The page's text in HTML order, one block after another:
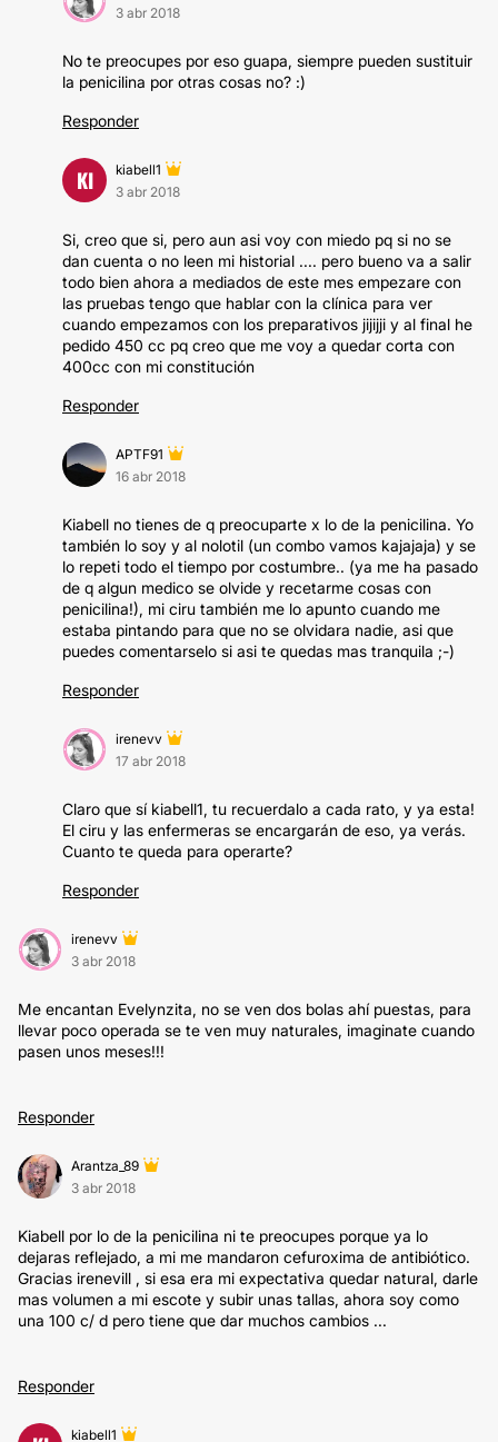
3 abr 2018
No te preocupes por eso guapa, siempre pueden sustituir
la penicilina por otras cosas no? :)
Responder
KI
kiabell1
3 abr 2018
Si, creo que si, pero aun asi voy con miedo pq si no se
dan cuenta o no leen mi historial .... pero bueno va a salir
todo bien ahora a mediados de este mes empezare con
las pruebas tengo que hablar con la clínica para ver
cuando empezamos con los preparativos jijijji y al final he
pedido 450 cc pq creo que me voy a quedar corta con
400cc con mi constitución
Responder
APTF91
16 abr 2018
Kiabell no tienes de q preocuparte x lo de la penicilina. Yo
también lo soy y al nolotil (un combo vamos kajajaja) y se
lo repeti todo el tiempo por costumbre.. (ya me ha pasado
de q algun medico se olvide y recetarme cosas con
penicilina!), mi ciru también me lo apunto cuando me
estaba pintando para que no se olvidara nadie, asi que
puedes comentarselo si asi te quedas mas tranquila ;-)
Responder
irenevv
17 abr 2018
Claro que sí kiabell1, tu recuerdalo a cada rato, y ya esta!
El ciru y las enfermeras se encargarán de eso, ya verás.
Cuanto te queda para operarte?
Responder
irenevv
3 abr 2018
Me encantan Evelynzita, no se ven dos bolas ahí puestas, para
llevar poco operada se te ven muy naturales, imaginate cuando
pasen unos meses!!!
Responder
Arantza_89
3 abr 2018
Kiabell por lo de la penicilina ni te preocupes porque ya lo
dejaras reflejado, a mi me mandaron cefuroxima de antibiótico.
Gracias irenevill , si esa era mi expectativa quedar natural, darle
mas volumen a mi escote y subir unas tallas, ahora soy como
una 100 c/ d pero tiene que dar muchos cambios ...
Responder
kiabell1